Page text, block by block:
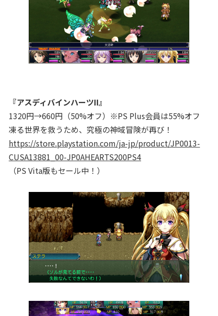
『アスディバインハーツII』
1320円→660円（50%オフ）※PS Plus会員は55%オフ
凍る世界を救うため、究極の神域冒険が再び！
https://store.playstation.com/ja-jp/product/JP0013-
CUSA13881_00-JP0AHEARTS200PS4
（PS Vita版もセール中！）